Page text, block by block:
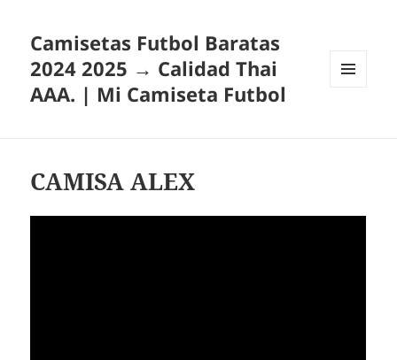
Camisetas Futbol Baratas
2024 2025 → Calidad Thai
AAA. | Mi Camiseta Futbol
CAMISA ALEX